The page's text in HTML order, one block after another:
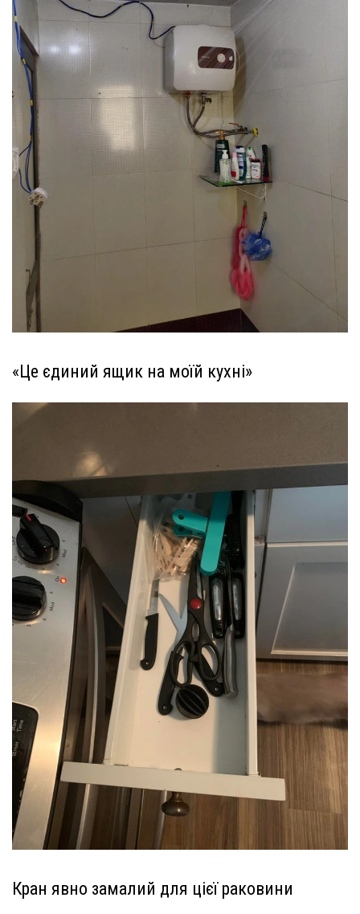
«Це єдиний ящик на моїй кухні»
Кран явно замалий для цієї раковини